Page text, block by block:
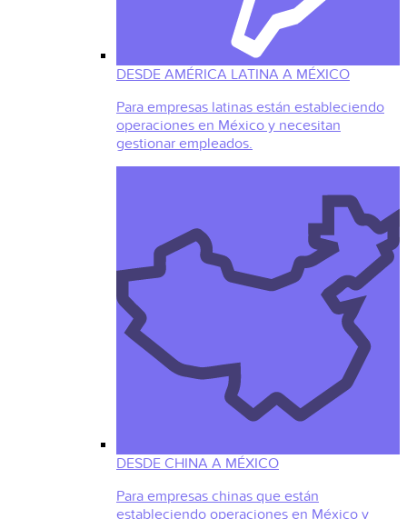
DESDE AMÉRICA LATINA A MÉXICO
Para empresas latinas están estableciendo
operaciones en México y necesitan
gestionar empleados.
DESDE CHINA A MÉXICO
Para empresas chinas que están
estableciendo operaciones en México y